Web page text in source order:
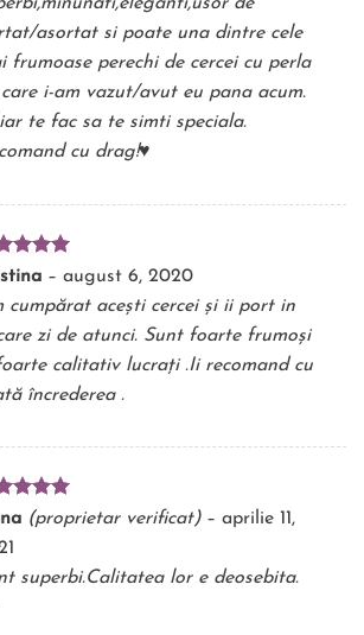
de
asortat si poate una dintre cele
frumoase perechi de cercei cu perla
i-am vazut/avut eu pana acum.
te fac sa te simti speciala.
cu drag!♥️
la – august 6, 2020
cumpărat acești cercei și ii port in
zi de atunci. Sunt foarte frumoși
calitativ lucrați .Ii recomand cu
încrederea .
la
5
(proprietar verificat) – aprilie 11,
superbi.Calitatea lor e deosebita.